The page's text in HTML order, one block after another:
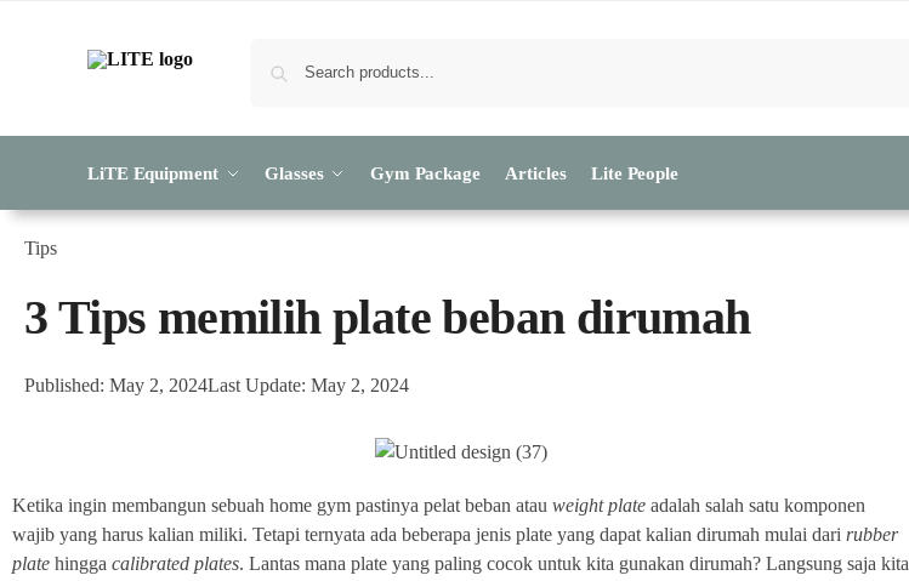
LiTE Equipment Glasses Gym Package Articles Lite People
Tips
3 Tips memilih plate beban dirumah
Published: May 2, 2024Last Update: May 2, 2024
Ketika ingin membangun sebuah home gym pastinya pelat beban atau weight plate adalah salah satu komponen
wajib yang harus kalian miliki. Tetapi ternyata ada beberapa jenis plate yang dapat kalian dirumah mulai dari rubber
plate hingga calibrated plates. Lantas mana plate yang paling cocok untuk kita gunakan dirumah? Langsung saja kita